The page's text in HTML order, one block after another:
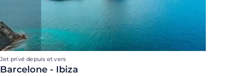
Jet privé depuis et vers
Barcelone - Ibiza